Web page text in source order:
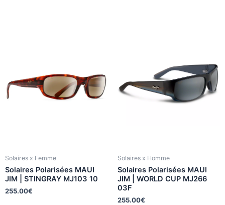
Solaires x Femme
Solaires Polarisées MAUI
JIM | STINGRAY MJ103 10
255.00€
Solaires x Homme
Solaires Polarisées MAUI
JIM | WORLD CUP MJ266
03F
255.00€